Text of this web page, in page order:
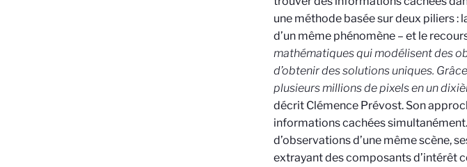
une méthode basée sur deux piliers :
d’un même phénomène – et le
mathématiques qui modélisent des
d’obtenir des solutions uniques.
plusieurs millions de pixels en un
décrit Clémence Prévost. Son
informations cachées
d’observations d’une même scène,
extrayant des composants d’intérêt